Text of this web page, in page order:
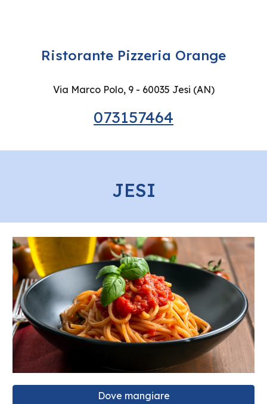
Ristorante Pizzeria Orange
Via Marco Polo, 9 - 60035 Jesi (AN)
073157464
JESI
Dove mangiare